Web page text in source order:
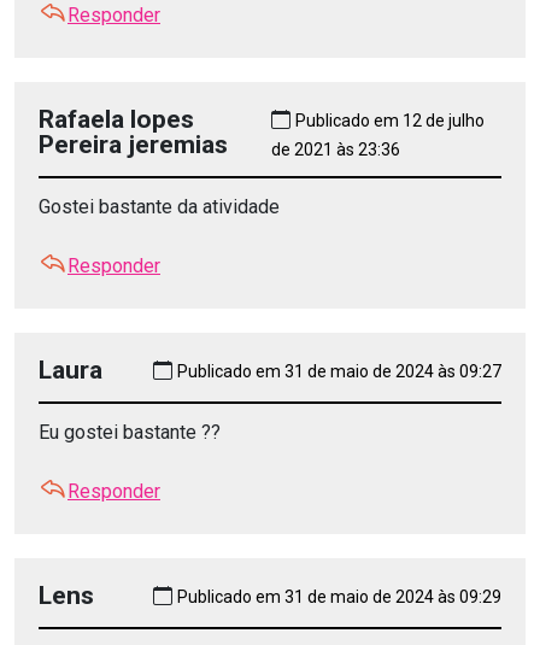
Responder
Rafaela lopes
Pereira jeremias
Publicado em 12 de julho
de 2021 às 23:36
Gostei bastante da atividade
Responder
Laura Publicado em 31 de maio de 2024 às 09:27
Eu gostei bastante ??
Responder
Lens Publicado em 31 de maio de 2024 às 09:29